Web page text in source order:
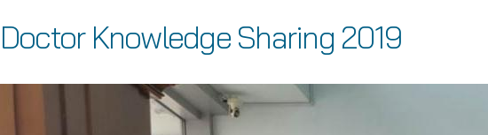
Doctor Knowledge Sharing 2019